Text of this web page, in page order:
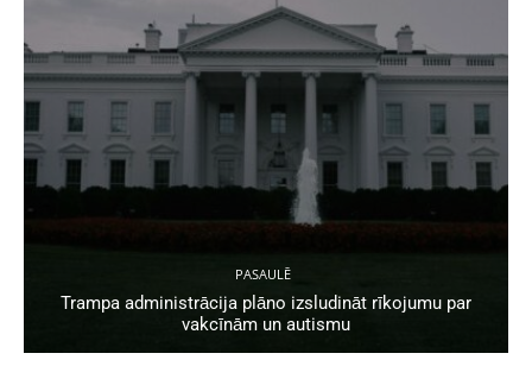
PASAULĒ
Trampa administrācija plāno izsludināt rīkojumu par
vakcīnām un autismu